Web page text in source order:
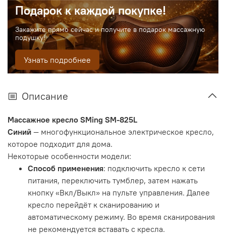
Подарок к каждой покупке!
Закажите прямо сейчас и получите в подарок массажную
подушку!
Узнать подробнее
Описание
Массажное кресло SMing SM-825L
Синий — многофункциональное электрическое кресло,
которое подходит для дома.
Некоторые особенности модели:
Способ применения: подключить кресло к сети
питания, переключить тумблер, затем нажать
кнопку «Вкл/Выкл» на пульте управления. Далее
кресло перейдёт к сканированию и
автоматическому режиму. Во время сканирования
не рекомендуется вставать с кресла.